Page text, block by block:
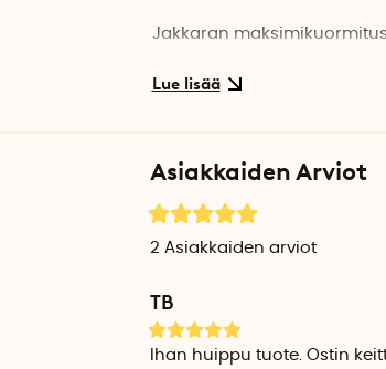
Jakkaran
tukeva myös märillä
Käytä jakkaraa vain
ennen käyttöä. Seiso
21 cm korkuisen jakkaran
Mitat avattuna: Leveys 29 cm
Mitat kokoontaitettuna:
Materiaali: PP-muovi, TPR
Asiakkaiden Arviot
2 Asiakkaiden arviot
TB
Ihan huippu tuote. Ostin